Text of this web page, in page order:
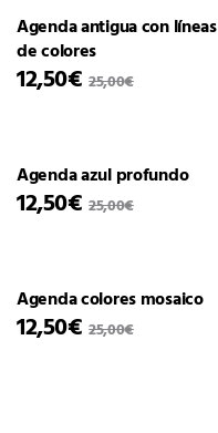
Agenda antigua con líneas
de colores
12,50€ 25,00€
Agenda azul profundo
12,50€ 25,00€
Agenda colores mosaico
12,50€ 25,00€